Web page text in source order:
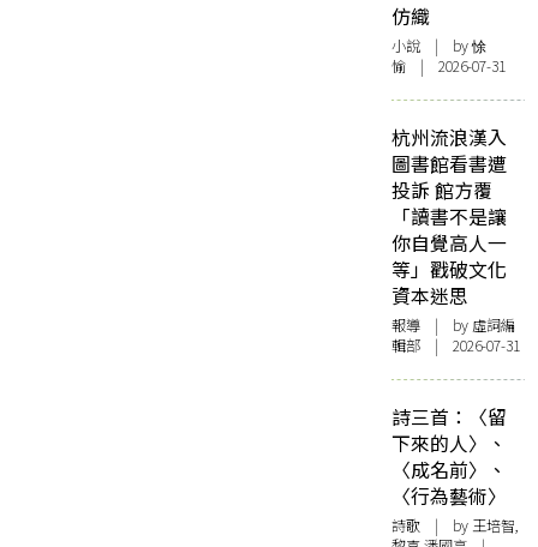
仿織
小說 | by 悇
愉 | 2026-07-31
杭州流浪漢入
圖書館看書遭
投訴 館方覆
「讀書不是讓
你自覺高人一
等」戳破文化
資本迷思
報導 | by 虛詞編
輯部 | 2026-07-31
詩三首：〈留
下來的人〉、
〈成名前〉、
〈行為藝術〉
詩歌 | by 王培智,